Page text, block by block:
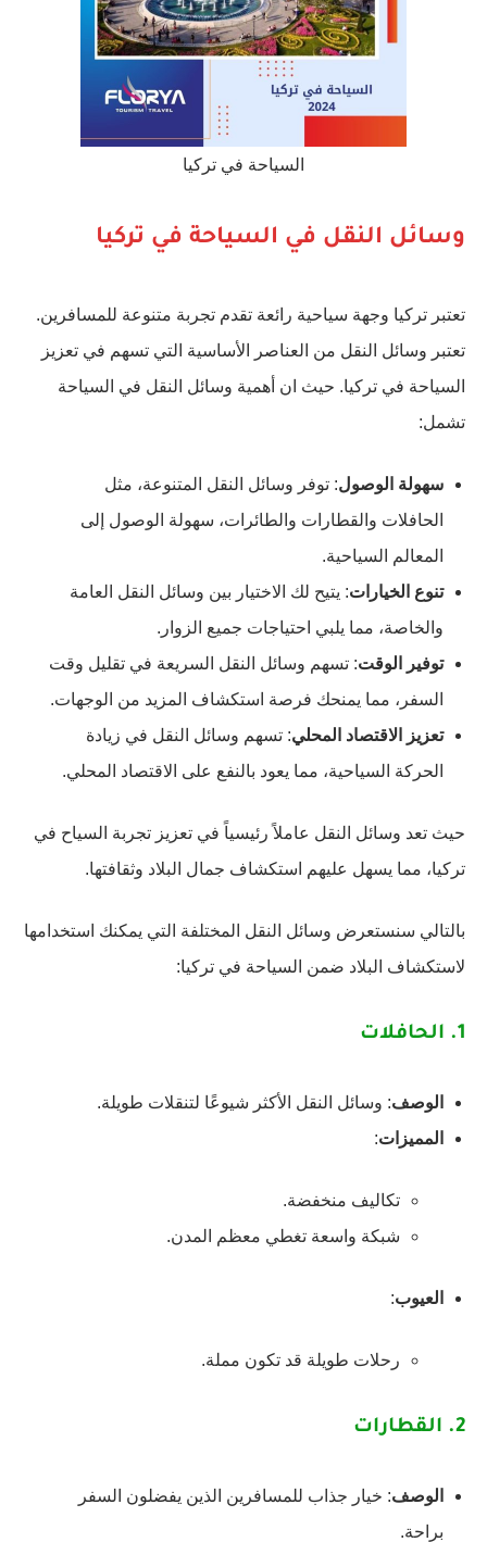
السياحة في تركيا
وسائل النقل في السياحة في تركيا
تعتبر تركيا وجهة سياحية رائعة تقدم تجربة متنوعة للمسافرين.
تعتبر وسائل النقل من العناصر الأساسية التي تسهم في تعزيز
السياحة في تركيا. حيث ان أهمية وسائل النقل في السياحة
تشمل:
سهولة الوصول: توفر وسائل النقل المتنوعة، مثل
الحافلات والقطارات والطائرات، سهولة الوصول إلى
المعالم السياحية.
تنوع الخيارات: يتيح لك الاختيار بين وسائل النقل العامة
والخاصة، مما يلبي احتياجات جميع الزوار.
توفير الوقت: تسهم وسائل النقل السريعة في تقليل وقت
السفر، مما يمنحك فرصة استكشاف المزيد من الوجهات.
تعزيز الاقتصاد المحلي: تسهم وسائل النقل في زيادة
الحركة السياحية، مما يعود بالنفع على الاقتصاد المحلي.
حيث تعد وسائل النقل عاملاً رئيسياً في تعزيز تجربة السياح في
تركيا، مما يسهل عليهم استكشاف جمال البلاد وثقافتها.
بالتالي سنستعرض وسائل النقل المختلفة التي يمكنك استخدامها
لاستكشاف البلاد ضمن السياحة في تركيا:
1. الحافلات
الوصف: وسائل النقل الأكثر شيوعًا لتنقلات طويلة.
المميزات:
تكاليف منخفضة.
شبكة واسعة تغطي معظم المدن.
العيوب:
رحلات طويلة قد تكون مملة.
2. القطارات
الوصف: خيار جذاب للمسافرين الذين يفضلون السفر
براحة.